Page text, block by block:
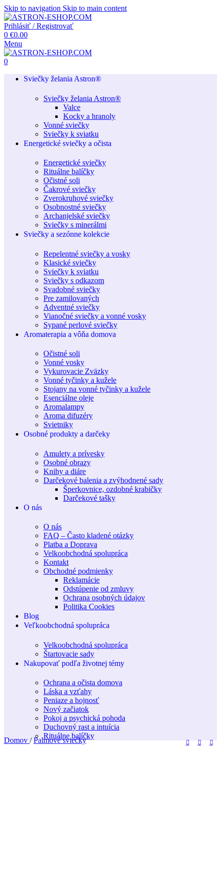
Skip to navigation Skip to main content
Prihlásiť / Registrovať
0 €0.00
Menu
0
Sviečky želania Astron®
Sviečky želania Astron®
Valce
Kocky a hranoly
Vonné sviečky
Sviečky k sviatku
Energetické sviečky a očista
Energetické sviečky
Rituálne balíčky
Očistné soli
Čakrové sviečky
Zverokruhové sviečky
Osobnostné sviečky
Archanjelské sviečky
Sviečky s minerálmi
Sviečky a sezónne kolekcie
Repelentné sviečky a vosky
Klasické sviečky
Sviečky k sviatku
Sviečky s odkazom
Svadobné sviečky
Pre zamilovaných
Adventné sviečky
Vianočné sviečky a vonné vosky
Sypané perlové sviečky
Aromaterapia a vôňa domova
Očistné soli
Vonné vosky
Vykurovacie Zväzky
Vonné tyčinky a kužele
Stojany na vonné tyčinky a kužele
Esenciálne oleje
Aromalampy
Aroma difuzéry
Svietniky
Osobné produkty a darčeky
Amulety a prívesky
Osobné obrazy
Knihy a diáre
Darčekové balenia a zvýhodnené sady
Šperkovnice, ozdobné krabičky
Darčekové tašky
O nás
O nás
FAQ – Často kladené otázky
Platba a Doprava
Velkoobchodná spolupráca
Kontakt
Obchodné podmienky
Reklamácie
Odstúpenie od zmluvy
Ochrana osobných údajov
Politika Cookies
Blog
Veľkoobchodná spolupráca
Velkoobchodná spolupráca
Štartovacie sady
Nakupovať podľa životnej témy
Ochrana a očista domova
Láska a vzťahy
Peniaze a hojnosť
Nový začiatok
Pokoj a psychická pohoda
Duchovný rast a intuícia
Rituálne balíčky
Domov / Palmové sviečky